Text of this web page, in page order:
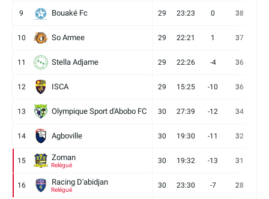
9 Bouaké Fc 29 23:23 0 38
10 So Armee 29 22:21 1 37
11 Stella Adjame 29 22:26 -4 36
12 ISCA 29 15:25 -10 36
13 Olympique Sport d'Abobo FC 30 27:39 -12 34
14 Agboville 30 19:30 -11 32
15 Zoman
Relégué
30 19:32 -13 31
16 Racing D'abidjan
Relégué
30 23:30 -7 28